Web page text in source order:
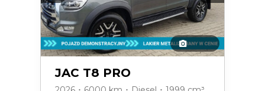
JAC T8 PRO